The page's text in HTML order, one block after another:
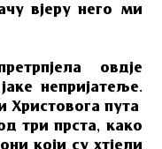
вјеру него ми
овдје
непријатеље.
пута
три прста, како